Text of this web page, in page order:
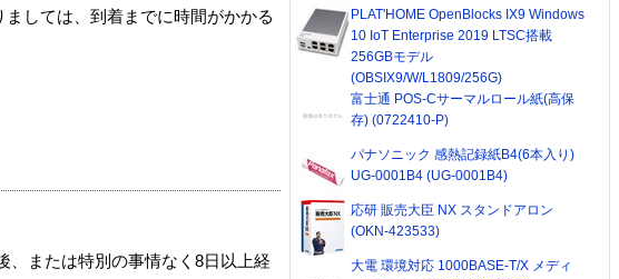
しては、到着までに時間がかかる
、または特別の事情なく8日以上経
PLAT'HOME OpenBlocks IX9 Windows
10 IoT Enterprise 2019 LTSC搭載
256GBモデル
(OBSIX9/W/L1809/256G)
富士通 POS-Cサーマルロール紙(高保
存) (0722410-P)
パナソニック 感熱記録紙B4(6本入り)
UG-0001B4 (UG-0001B4)
応研 販売大臣 NX スタンドアロン
(OKN-423533)
大電 環境対応 1000BASE-T/X メディ